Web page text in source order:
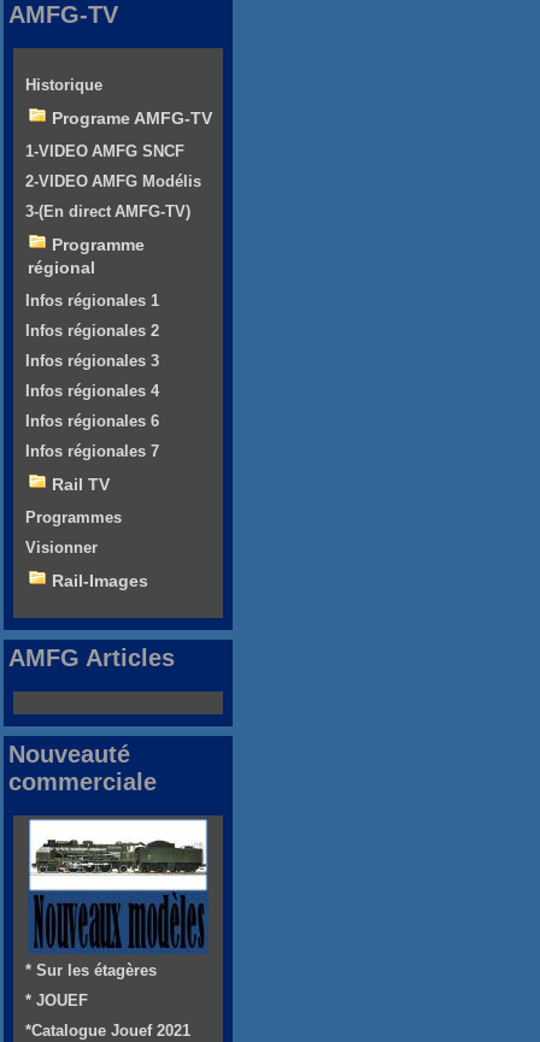
AMFG-TV
Historique
Programe AMFG-TV
1-VIDEO AMFG SNCF
2-VIDEO AMFG Modélis
3-(En direct AMFG-TV)
Programme
régional
Infos régionales 1
Infos régionales 2
Infos régionales 3
Infos régionales 4
Infos régionales 6
Infos régionales 7
Rail TV
Programmes
Visionner
Rail-Images
AMFG Articles
Nouveauté
commerciale
* Sur les étagères
* JOUEF
*Catalogue Jouef 2021